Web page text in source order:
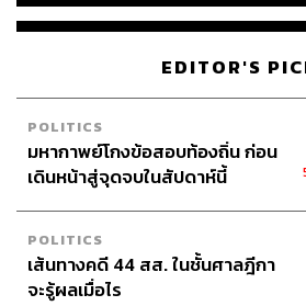
EDITOR'S
POLITICS
มหากาพย์โกงข้อสอบท้องถิ่น ก่อน
เดินหน้าสู่จุดจบในสัปดาห์นี้
POLITICS
เส้นทางคดี 44 สส. ในชั้นศาลฎีกา
จะรู้ผลเมื่อไร